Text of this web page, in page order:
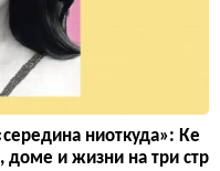
ниоткуда»: Ке
доме и жизни на три стр